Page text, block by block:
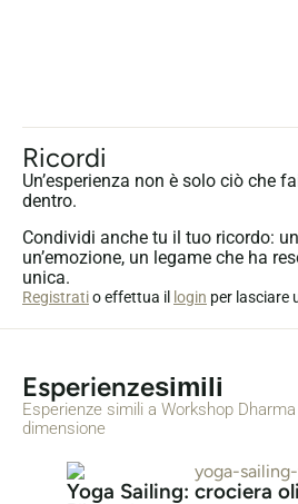
Ricordi
Un’esperienza non è solo ciò che
dentro.
Condividi anche tu il tuo ricordo:
un’emozione, un legame che ha
unica.
Registratio effettua il login per lasciare
Esperienzesimili
Esperienze simili a Workshop Dharma
dimensione
Yoga Sailing: crociera